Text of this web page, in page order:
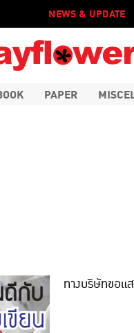
NEWS & UPDATE
PAPER
ทางบริษัทขอแ